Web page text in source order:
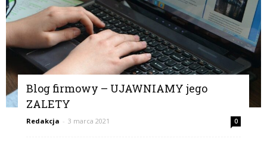
Blog firmowy – UJAWNIAMY jego
ZALETY
Redakcja - 3 marca 2021 0